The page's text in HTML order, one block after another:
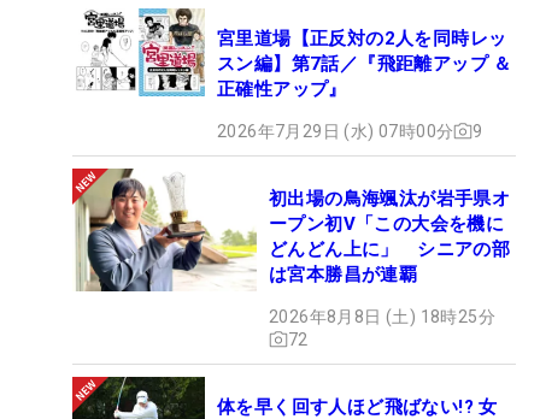
宮里道場【正反対の2人を同時レッ
スン編】第7話／『飛距離アップ ＆
正確性アップ』
2026年7月29日 (水) 07時00分 9
初出場の鳥海颯汰が岩手県オ
ープン初V「この大会を機に
どんどん上に」 シニアの部
は宮本勝昌が連覇
2026年8月8日 (土) 18時25分
72
体を早く回す人ほど飛ばない!? 女